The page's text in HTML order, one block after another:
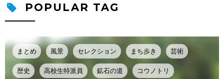
POPULAR TAG
まとめ 風景 セレクション まち歩き 芸術
歴史 高校生特派員 鉱石の道 コウノトリ